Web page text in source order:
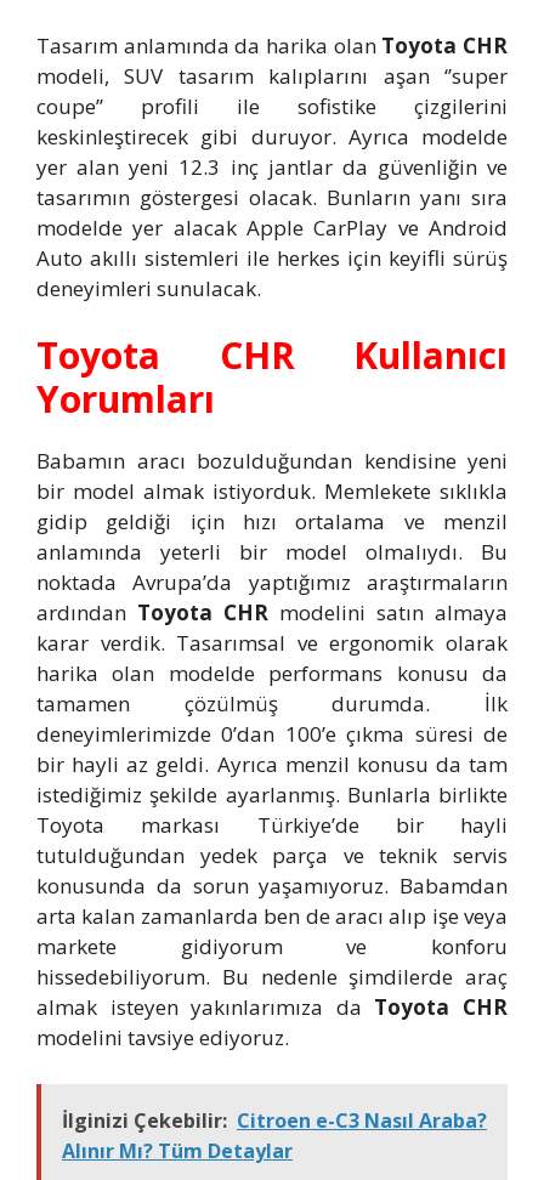
Tasarım anlamında da harika olan Toyota CHR
modeli, SUV tasarım kalıplarını aşan ‘’super
coupe’’ profili ile sofistike çizgilerini
keskinleştirecek gibi duruyor. Ayrıca modelde
yer alan yeni 12.3 inç jantlar da güvenliğin ve
tasarımın göstergesi olacak. Bunların yanı sıra
modelde yer alacak Apple CarPlay ve Android
Auto akıllı sistemleri ile herkes için keyifli sürüş
deneyimleri sunulacak.
Toyota CHR Kullanıcı
Yorumları
Babamın aracı bozulduğundan kendisine yeni
bir model almak istiyorduk. Memlekete sıklıkla
gidip geldiği için hızı ortalama ve menzil
anlamında yeterli bir model olmalıydı. Bu
noktada Avrupa’da yaptığımız araştırmaların
ardından Toyota CHR modelini satın almaya
karar verdik. Tasarımsal ve ergonomik olarak
harika olan modelde performans konusu da
tamamen çözülmüş durumda. İlk
deneyimlerimizde 0’dan 100’e çıkma süresi de
bir hayli az geldi. Ayrıca menzil konusu da tam
istediğimiz şekilde ayarlanmış. Bunlarla birlikte
Toyota markası Türkiye’de bir hayli
tutulduğundan yedek parça ve teknik servis
konusunda da sorun yaşamıyoruz. Babamdan
arta kalan zamanlarda ben de aracı alıp işe veya
markete gidiyorum ve konforu
hissedebiliyorum. Bu nedenle şimdilerde araç
almak isteyen yakınlarımıza da Toyota CHR
modelini tavsiye ediyoruz.
İlginizi Çekebilir: Citroen e-C3 Nasıl Araba?
Alınır Mı? Tüm Detaylar